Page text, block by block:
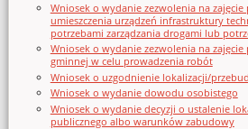
Wniosek o wydanie zezwolenia na
umieszczenia urządzeń infrastruktury
potrzebami zarządzania drogami lub
Wniosek o wydanie zezwolenia na
gminnej w celu prowadzenia robót
Wniosek o uzgodnienie lokalizacji/
Wniosek o wydanie dowodu osobistego
Wniosek o wydanie decyzji o ustalenie
publicznego albo warunków zabudowy